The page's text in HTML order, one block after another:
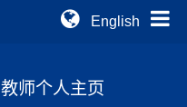
English
教师个人主页